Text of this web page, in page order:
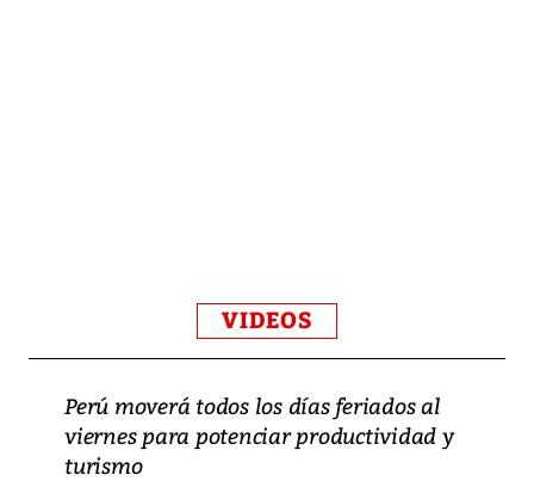
VIDEOS
Perú moverá todos los días feriados al
viernes para potenciar productividad y
turismo